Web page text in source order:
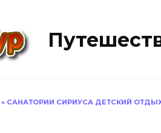
» САНАТОРИИ СИРИУСА ДЕТСКИЙ